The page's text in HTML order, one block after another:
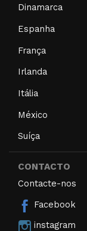
Dinamarca
Espanha
França
Irlanda
Itália
México
Suíça
CONTACTO
Contacte-nos
Facebook
instagram